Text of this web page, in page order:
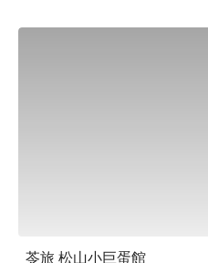
苓旅 松山小巨蛋館